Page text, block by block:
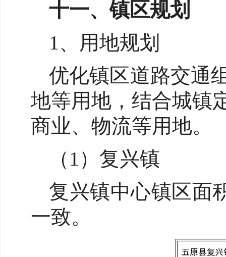
十一、镇区规划
1、用地规划
优化镇区道路交通
地等用地，结合城镇
商业、物流等用地。
（1）复兴镇
复兴镇中心镇区面
一致。